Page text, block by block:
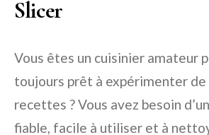
Slicer
Vous êtes un cuisinier amateur
toujours prêt à expérimenter de
recettes ? Vous avez besoin
fiable, facile à utiliser et à